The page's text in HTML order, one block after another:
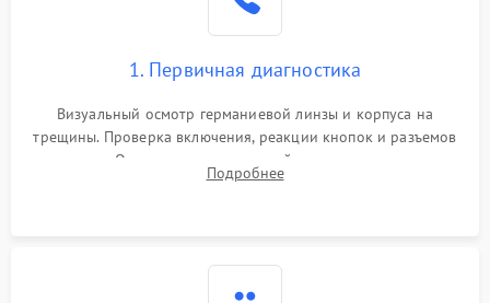
Экран (дисплей)1. Первичная диагностика
Визуальный осмотр германиевой линзы и корпуса на
трещины. Проверка включения, реакции кнопок и разъемов
зарядки. Оценка вывода тепловой сигнатуры на экран,
проверка базовых функций и считывание системных
Подробнее